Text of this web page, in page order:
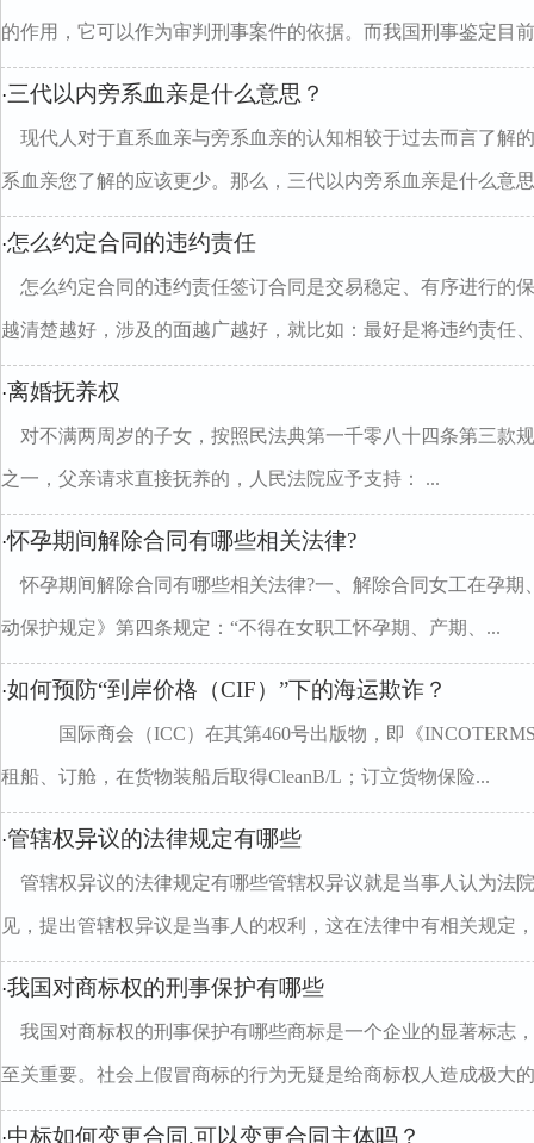
的作用，它可以作为审判刑事案件的依据。而我国刑事鉴定目
·三代以内旁系血亲是什么意思？
现代人对于直系血亲与旁系血亲的认知相较于过去而言了解
系血亲您了解的应该更少。那么，三代以内旁系血亲是什么意
·怎么约定合同的违约责任
怎么约定合同的违约责任签订合同是交易稳定、有序进行的
越清楚越好，涉及的面越广越好，就比如：最好是将违约责任
·离婚抚养权
对不满两周岁的子女，按照民法典第一千零八十四条第三款
之一，父亲请求直接抚养的，人民法院应予支持： ...
·怀孕期间解除合同有哪些相关法律?
怀孕期间解除合同有哪些相关法律?一、解除合同女工在孕
动保护规定》第四条规定：“不得在女职工怀孕期、产期、...
·如何预防“到岸价格（CIF）”下的海运欺诈？
国际商会（ICC）在其第460号出版物，即《
租船、订舱，在货物装船后取得CleanB/L；订立货物保险...
·管辖权异议的法律规定有哪些
管辖权异议的法律规定有哪些管辖权异议就是当事人认为法
见，提出管辖权异议是当事人的权利，这在法律中有相关规定
·我国对商标权的刑事保护有哪些
我国对商标权的刑事保护有哪些商标是一个企业的显著标志
至关重要。社会上假冒商标的行为无疑是给商标权人造成极大
·中标如何变更合同,可以变更合同主体吗？